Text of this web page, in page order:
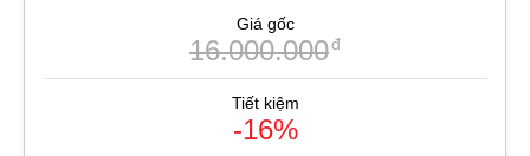
Giá gốc
16.000.000đ
Tiết kiệm
-16%